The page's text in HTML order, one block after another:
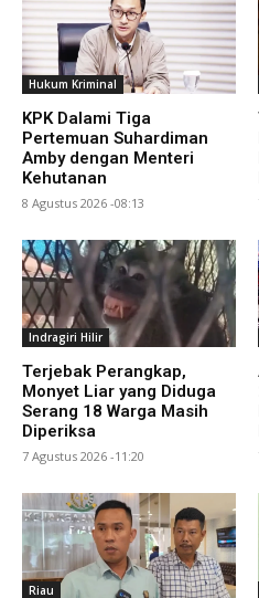
Hukum Kriminal
KPK Dalami Tiga
Pertemuan Suhardiman
Amby dengan Menteri
Kehutanan
8 Agustus 2026 -08:13
Indragiri Hilir
Terjebak Perangkap,
Monyet Liar yang Diduga
Serang 18 Warga Masih
Diperiksa
7 Agustus 2026 -11:20
Riau